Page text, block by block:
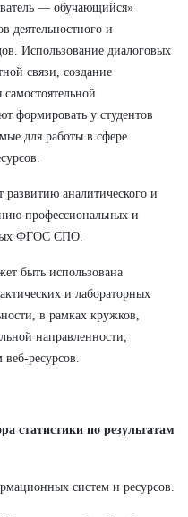
— обучающийся»
деятельностного и
Использование диалоговых
связи, создание
формировать у студентов
для работы в сфере
развитию аналитического и
профессиональных и
ФГОС СПО.
быть использована
и лабораторных
в рамках кружков,
направленности,
ресурсов.
статистики по результатам
систем и ресурсов.